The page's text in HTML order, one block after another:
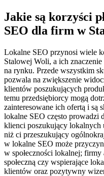
Jakie są korzyści
SEO dla firm w
Lokalne SEO przynosi wiele
Stalowej Woli, a ich
na rynku. Przede wszystkim
pozwala na zwiększenie
klientów poszukujących
temu przedsiębiorcy mogą
zainteresowane ich ofertą i są
lokalne SEO często prowadzi
klienci poszukujący lokalnych
niż ci przeszukujący
w lokalne SEO może
w społeczności lokalnej; firmy
społeczną czy wspierające
klientów oraz pozytywny